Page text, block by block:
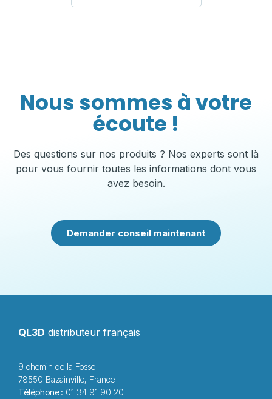
Nous sommes à votre
écoute !
Des questions sur nos produits ? Nos experts sont là
pour vous fournir toutes les informations dont vous
avez besoin.
Demander conseil maintenant
QL3D distributeur français
9 chemin de la Fosse
78550 Bazainville, France
Téléphone : 01 34 91 90 20